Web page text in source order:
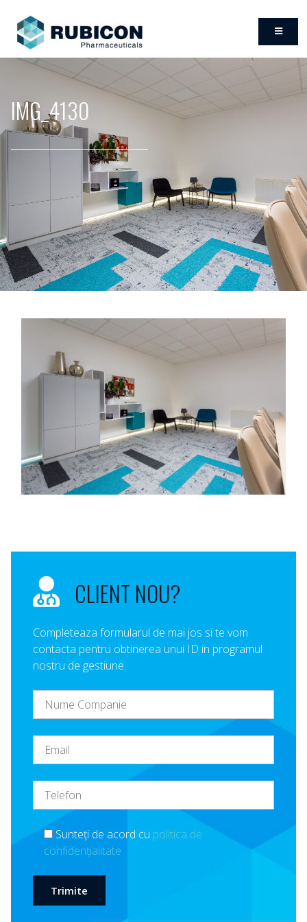
IMG_4130
CLIENT NOU?
Completeaza formularul de mai jos si te vom
contacta pentru obtinerea unui ID in programul
nostru de gestiune.
Sunteți de acord cu politica de
confidențialitate